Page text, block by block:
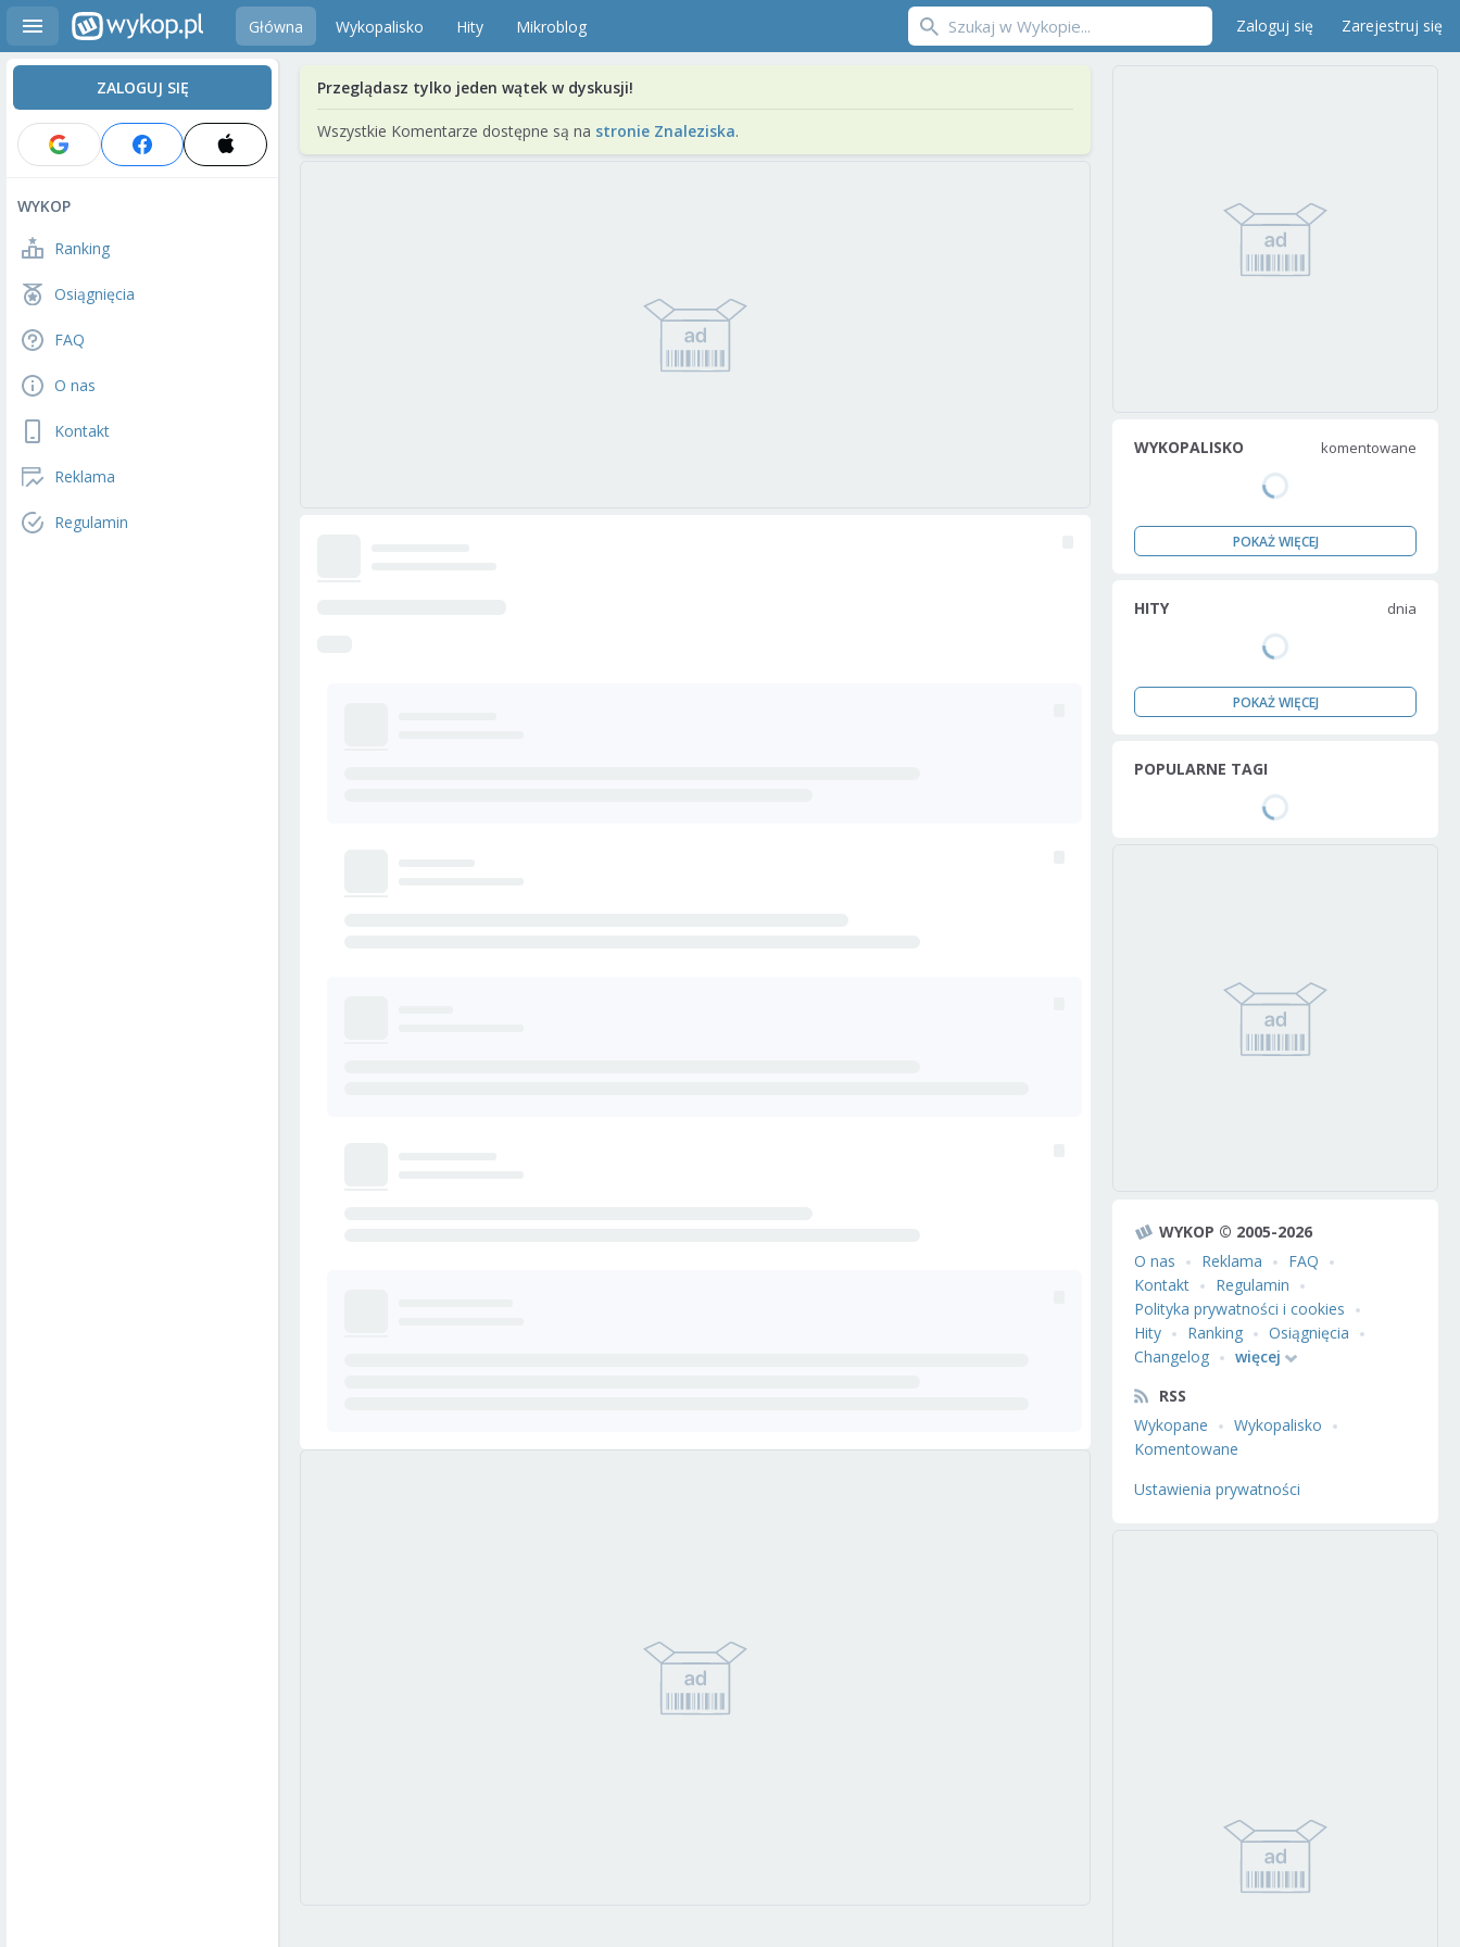
Główna Wykopalisko Hity Mikroblog Zaloguj się Zarejestruj się
ZALOGUJ SIĘ
WYKOP
Ranking
Osiągnięcia
FAQ
O nas
Kontakt
Reklama
Regulamin
Przeglądasz tylko jeden wątek w dyskusji!
Wszystkie Komentarze dostępne są na stronie Znaleziska.
WYKOPALISKO komentowane
POKAŻ WIĘCEJ
HITY dnia
POKAŻ WIĘCEJ
POPULARNE TAGI
WYKOP © 2005-2026
O nas
Reklama
FAQ
Kontakt
Regulamin
Polityka prywatności i cookies
Hity
Ranking
Osiągnięcia
Changelog
więcej
RSS
Wykopane
Wykopalisko
Komentowane
Ustawienia prywatności